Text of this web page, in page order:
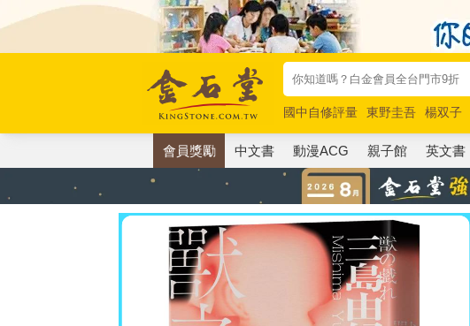
國中自修評量 東野圭吾 楊双子
唯紅花綻放
奧德賽 路邊攤新作
會員獎勵 中文書 動漫ACG 親子館 英文書